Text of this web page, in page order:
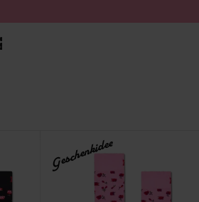
Geschenkidee